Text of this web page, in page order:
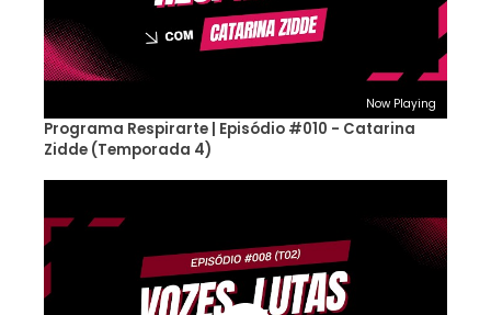
Now Playing
Programa Respirarte | Episódio #010 - Catarina
Zidde (Temporada 4)